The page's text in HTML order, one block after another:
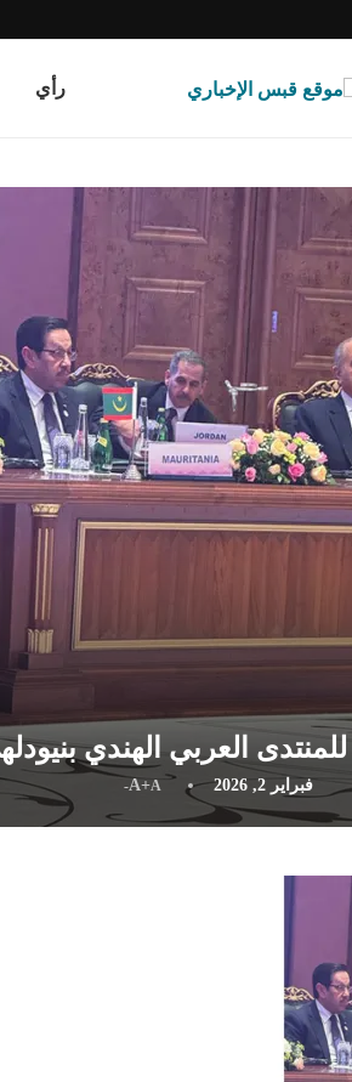
رأي
للمنتدى العربي الهندي
فبراير 2, 2026 A+A-